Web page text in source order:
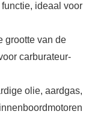
ideaal voor
grootte van de
carburateur-
olie, aardgas,